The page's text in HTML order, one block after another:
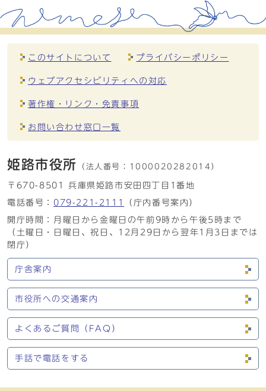
このサイトについて プライバシーポリシー
ウェブアクセシビリティへの対応
著作権・リンク・免責事項
お問い合わせ窓口一覧
姫路市役所 （法人番号： 1000020282014）
〒670-8501 兵庫県姫路市安田四丁目1番地
電話番号： 079-221-2111
（庁内番号案内）
開庁時間：月曜日から金曜日の午前9時から午後5時まで
（土曜日・日曜日、祝日、12月29日から翌年1月3日までは
閉庁）
庁舎案内
市役所への交通案内
よくあるご質問（FAQ）
手話で電話をする